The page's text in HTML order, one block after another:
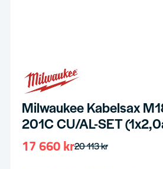
Milwaukee Kabelsax
201C CU/AL-SET
20 113 kr
17 660 kr